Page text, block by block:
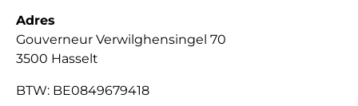
Adres
Gouverneur Verwilghensingel 70
3500 Hasselt
BTW: BE0849679418